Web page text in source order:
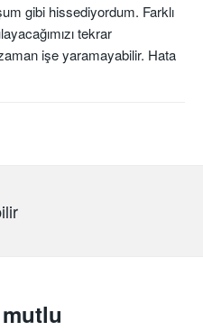
gibi hissediyordum. Farklı
tekrar
işe yaramayabilir. Hata